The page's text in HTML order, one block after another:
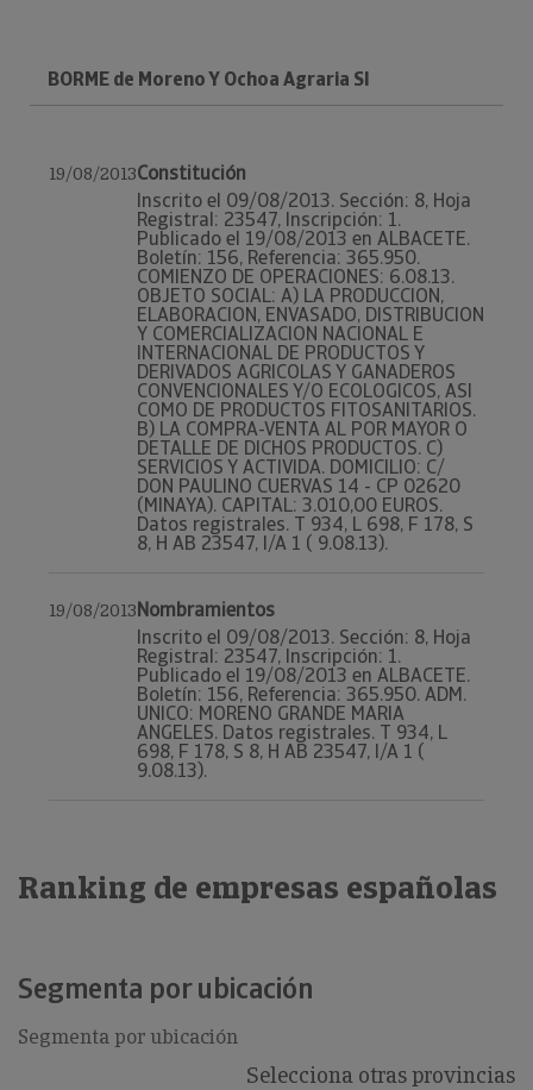
BORME de Moreno Y Ochoa Agraria Sl
19/08/2013Constitución
Inscrito el 09/08/2013. Sección: 8, Hoja
Registral: 23547, Inscripción: 1.
Publicado el 19/08/2013 en ALBACETE.
Boletín: 156, Referencia: 365.950.
COMIENZO DE OPERACIONES: 6.08.13.
OBJETO SOCIAL: A) LA PRODUCCION,
ELABORACION, ENVASADO, DISTRIBUCION
Y COMERCIALIZACION NACIONAL E
INTERNACIONAL DE PRODUCTOS Y
DERIVADOS AGRICOLAS Y GANADEROS
CONVENCIONALES Y/O ECOLOGICOS, ASI
COMO DE PRODUCTOS FITOSANITARIOS.
B) LA COMPRA-VENTA AL POR MAYOR O
DETALLE DE DICHOS PRODUCTOS. C)
SERVICIOS Y ACTIVIDA. DOMICILIO: C/
DON PAULINO CUERVAS 14 - CP 02620
(MINAYA). CAPITAL: 3.010,00 EUROS.
Datos registrales. T 934, L 698, F 178, S
8, H AB 23547, I/A 1 ( 9.08.13).
19/08/2013Nombramientos
Inscrito el 09/08/2013. Sección: 8, Hoja
Registral: 23547, Inscripción: 1.
Publicado el 19/08/2013 en ALBACETE.
Boletín: 156, Referencia: 365.950. ADM.
UNICO: MORENO GRANDE MARIA
ANGELES. Datos registrales. T 934, L
698, F 178, S 8, H AB 23547, I/A 1 (
9.08.13).
Ranking de empresas españolas
Segmenta por ubicación
Segmenta por ubicación
Selecciona otras provincias